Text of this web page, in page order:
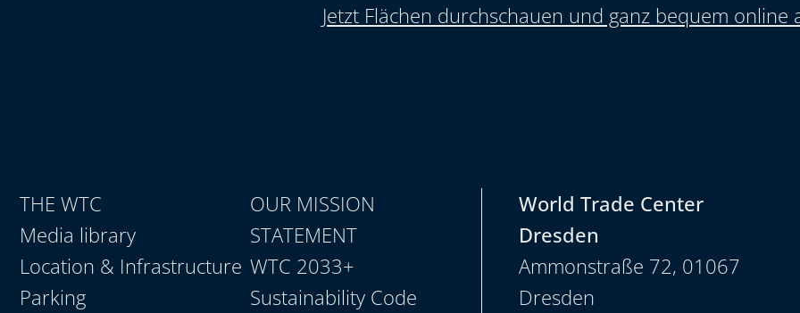
Jetzt Flächen durchschauen und ganz bequem online
THE WTC
Media library
Location & Infrastructure
Parking
OUR MISSION
STATEMENT
WTC 2033+
Sustainability Code
World Trade Center
Dresden
Ammonstraße 72, 01067
Dresden